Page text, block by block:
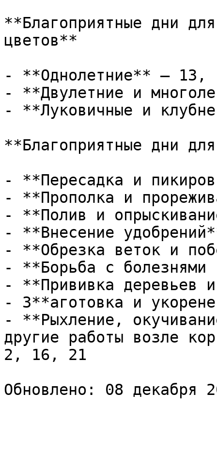
**Благоприятные дни
цветов**
- **Однолетние** —
- **Двулетние и
- **Луковичные и
**Благоприятные дни
- **Пересадка и
- **Прополка и
- **Полив и
- **Внесение
- **Обрезка веток и
- **Борьба с
- **Прививка деревьев
- З**аготовка и
- **Рыхление,
другие работы возле
2, 16, 21